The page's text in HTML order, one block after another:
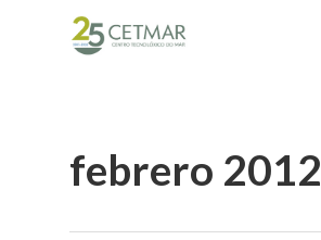
febrero 2012